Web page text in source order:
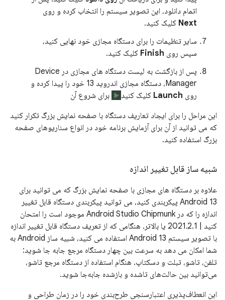
اتمام دانلود، این تصویر سیستم را انتخاب کرده و روی
Next کلیک کنید.
سایر تنظیمات را برای دستگاه مجازی خود نهایی کنید،
سپس روی Finish کلیک کنید.
پس از بازگشت به لیست دستگاه های مجازی در Device
Manager، دستگاه مجازی اندروید 13 خود را پیدا کرده و
روی Launch کلیک کنید
برای شروع آن
این مراحل را برای ایجاد تعاریف دستگاه با صفحه نمایش بزرگ تکرار کنید
که می توانید از آن برای آزمایش برنامه خود در انواع سناریوهای صفحه
بزرگ استفاده کنید.
شبیه ساز قابل تغییر اندازه
علاوه بر دستگاه های مجازی با صفحه نمایش بزرگ که می توانید برای
Android 13 پیکربندی کنید، می توانید پیکربندی دستگاه قابل تغییر
اندازه را که در Android Studio Chipmunk موجود است را امتحان
کنید | 2021.2.1 یا بالاتر. هنگامی که از تعریف دستگاه قابل تغییر اندازه
با تصویر سیستم Android 13 استفاده می کنید، شبیه ساز Android به
شما امکان می دهد به سرعت بین چهار دستگاه مرجع جابه جا شوید:
تلفن، تاشو، تبلت و دسکتاپ. هنگام استفاده از دستگاه مرجع تاشو،
می‌توانید بین حالت‌های تاشده و بازشده جابه‌جا شوید.
این انعطاف‌پذیری اعتبارسنجی طرح‌بندی خود را در زمان طراحی و